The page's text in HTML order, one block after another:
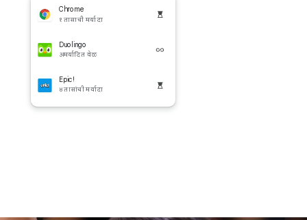
Chrome
१ तासाची मर्यादा
Duolingo
अमर्यादित वेळ
Epic!
४ तासांची मर्यादा